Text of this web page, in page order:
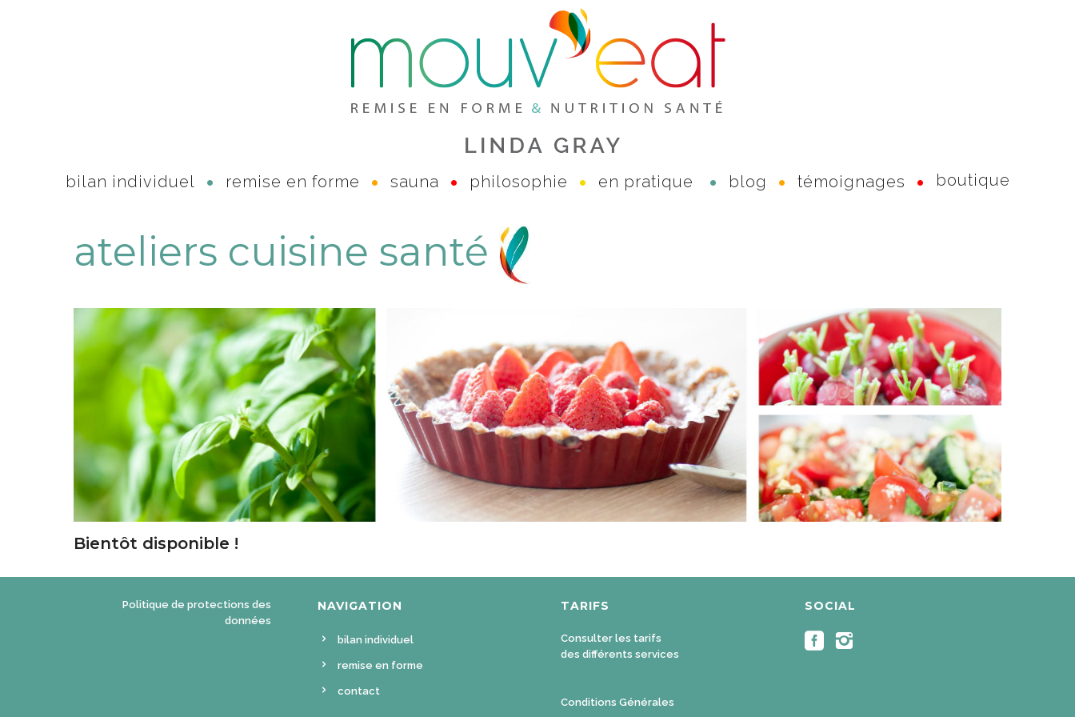
bilan individuel remise en forme sauna philosophie en pratique blog témoignages boutique
ateliers cuisine santé
Bientôt disponible !
Politique de protections des
données
NAVIGATION
bilan individuel
remise en forme
contact
TARIFS
Consulter les tarifs
des différents services
Conditions Générales
SOCIAL